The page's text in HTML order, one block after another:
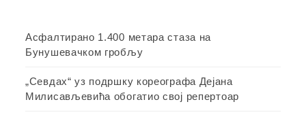
Асфалтирано 1.400 метара стаза на
Бунушевачком гробљу
„Севдах“ уз подршку кореографа Дејана
Милисављевића обогатио свој репертоар